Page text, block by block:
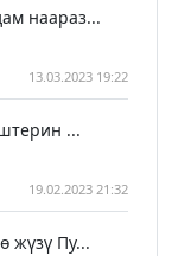
наараз...
13.03.2023 19:22
...
19.02.2023 21:32
жүзү Пу...